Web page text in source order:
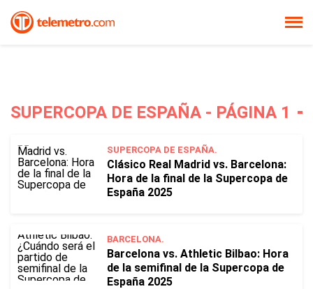
SUPERCOPA DE ESPAÑA - PÁGINA 1
SUPERCOPA DE ESPAÑA.
Clásico Real Madrid vs. Barcelona:
Hora de la final de la Supercopa de
España 2025
BARCELONA.
Barcelona vs. Athletic Bilbao: Hora
de la semifinal de la Supercopa de
España 2025